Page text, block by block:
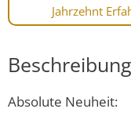
Jahrzehnt
Beschreibung
Absolute Neuheit: